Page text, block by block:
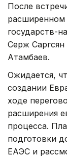
После
расширенном
государств-
Серж
Атамбаев.
Ожидается,
создании
ходе
расширения
процесса.
подготовки
ЕАЭС и